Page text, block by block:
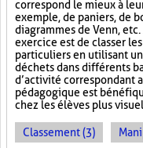
correspond le mieux à
exemple, de paniers, de
diagrammes de Venn,
exercice est de classer
particuliers en utilisant
déchets dans différents
d’activité correspondant
pédagogique est
chez les élèves plus
Classement (3)